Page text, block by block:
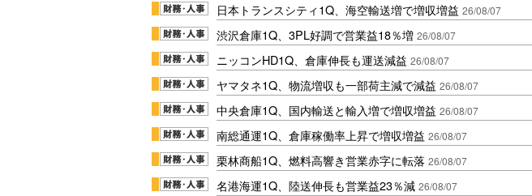
日本トランスシティ1Q、海空輸送増で増収増益 26/08/07
渋沢倉庫1Q、3PL好調で営業益18％増 26/08/07
ニッコンHD1Q、倉庫伸長も運送減益 26/08/07
ヤマタネ1Q、物流増収も一部荷主減で減益 26/08/07
中央倉庫1Q、国内輸送と輸入増で増収増益 26/08/07
南総通運1Q、倉庫稼働率上昇で増収増益 26/08/07
栗林商船1Q、燃料高響き営業赤字に転落 26/08/07
名港海運1Q、陸送伸長も営業益23％減 26/08/07